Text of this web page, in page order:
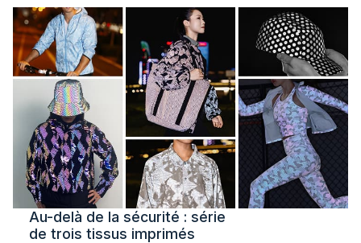
Au-delà de la sécurité : série
de trois tissus imprimés